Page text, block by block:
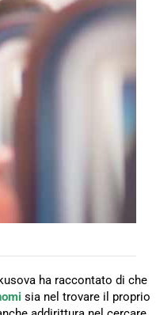
ha raccontato di che
sia nel trovare il proprio